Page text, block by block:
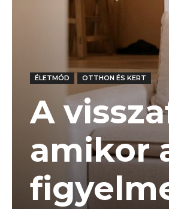
ÉLETMÓD OTTHON ÉS KERT
A
amikor